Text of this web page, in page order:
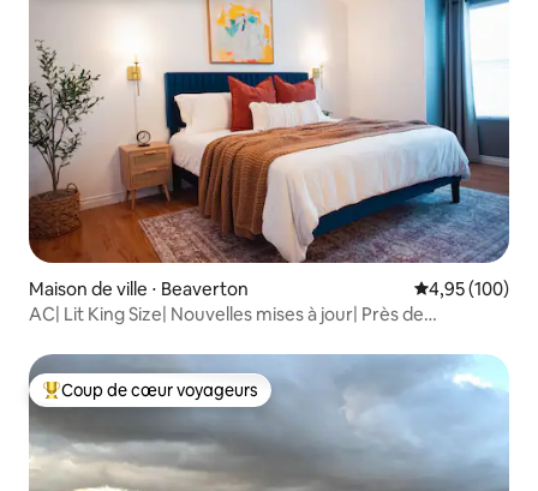
Maison de ville ⋅ Beaverton Évaluation
4,95 (100)
AC| Lit King Size| Nouvelles mises à jour| Près de
Coups de cœur voyageurs les plus appréciés
Coup de cœur voyageurs